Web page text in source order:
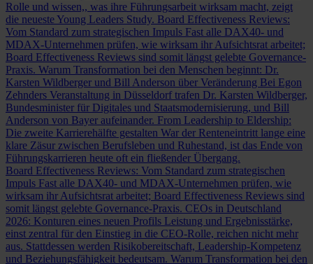
Rolle und wissen,, was ihre Führungsarbeit wirksam macht, zeigt
die neueste Young Leaders Study. Board Effectiveness Reviews:
Vom Standard zum strategischen Impuls Fast alle DAX40- und
MDAX-Unternehmen prüfen, wie wirksam ihr Aufsichtsrat arbeitet;
Board Effectiveness Reviews sind somit längst gelebte Governance-
Praxis. Warum Transformation bei den Menschen beginnt: Dr.
Karsten Wildberger und Bill Anderson über Veränderung Bei Egon
Zehnders Veranstaltung in Düsseldorf trafen Dr. Karsten Wildberger,
Bundesminister für Digitales und Staatsmodernisierung, und Bill
Anderson von Bayer aufeinander. From Leadership to Eldership:
Die zweite Karrierehälfte gestalten War der Renteneintritt lange eine
klare Zäsur zwischen Berufsleben und Ruhestand, ist das Ende von
Führungskarrieren heute oft ein fließender Übergang.
Board Effectiveness Reviews: Vom Standard zum strategischen
Impuls Fast alle DAX40- und MDAX-Unternehmen prüfen, wie
wirksam ihr Aufsichtsrat arbeitet; Board Effectiveness Reviews sind
somit längst gelebte Governance-Praxis. CEOs in Deutschland
2026: Konturen eines neuen Profils Leistung und Ergebnisstärke,
einst zentral für den Einstieg in die CEO-Rolle, reichen nicht mehr
aus. Stattdessen werden Risikobereitschaft, Leadership-Kompetenz
und Beziehungsfähigkeit bedeutsam. Warum Transformation bei den